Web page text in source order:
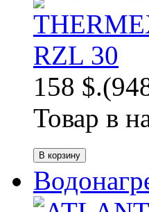
158 $.
Товар в